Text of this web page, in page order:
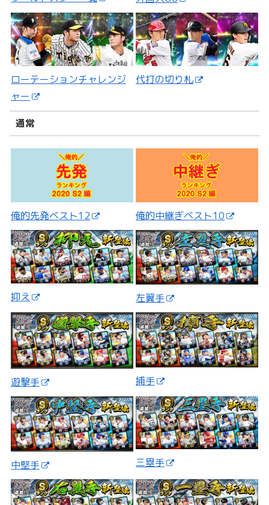
ローテーションチャレンジ
ャー
代打の切り札
通常
俺的先発ベスト12 俺的中継ぎベスト10
抑え 左翼手
遊撃手 捕手
中堅手 三塁手